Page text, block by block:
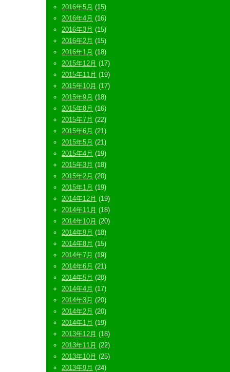
2016年5月 (15)
2016年4月 (16)
2016年3月 (15)
2016年2月 (15)
2016年1月 (18)
2015年12月 (17)
2015年11月 (19)
2015年10月 (17)
2015年9月 (18)
2015年8月 (16)
2015年7月 (22)
2015年6月 (21)
2015年5月 (21)
2015年4月 (19)
2015年3月 (18)
2015年2月 (20)
2015年1月 (19)
2014年12月 (19)
2014年11月 (18)
2014年10月 (20)
2014年9月 (18)
2014年8月 (15)
2014年7月 (19)
2014年6月 (21)
2014年5月 (20)
2014年4月 (17)
2014年3月 (20)
2014年2月 (20)
2014年1月 (19)
2013年12月 (18)
2013年11月 (22)
2013年10月 (25)
2013年9月 (24)